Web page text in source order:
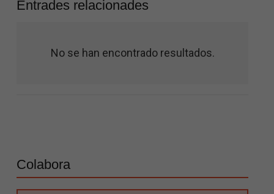
Entrades relacionades
No se han encontrado resultados.
Colabora